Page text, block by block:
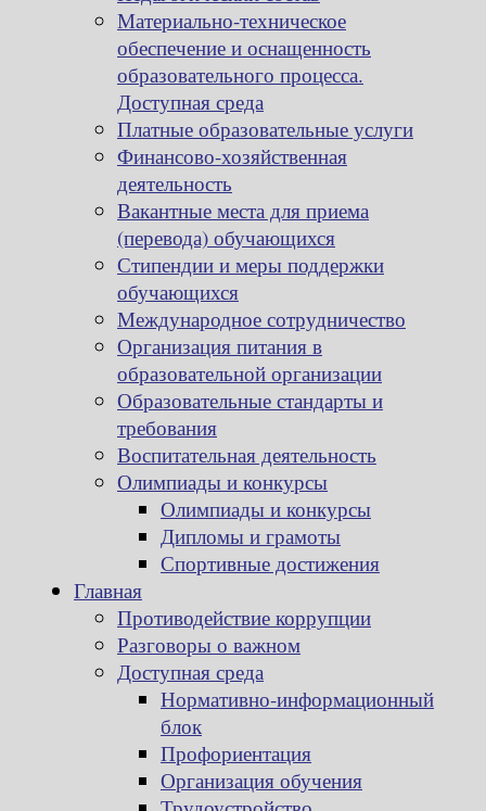
Материально-техническое
обеспечение и оснащенность
образовательного процесса.
Доступная среда
Платные образовательные услуги
Финансово-хозяйственная
деятельность
Вакантные места для приема
(перевода) обучающихся
Стипендии и меры поддержки
обучающихся
Международное сотрудничество
Организация питания в
образовательной организации
Образовательные стандарты и
требования
Воспитательная деятельность
Олимпиады и конкурсы
Олимпиады и конкурсы
Дипломы и грамоты
Спортивные достижения
Главная
Противодействие коррупции
Разговоры о важном
Доступная среда
Нормативно-информационный
блок
Профориентация
Организация обучения